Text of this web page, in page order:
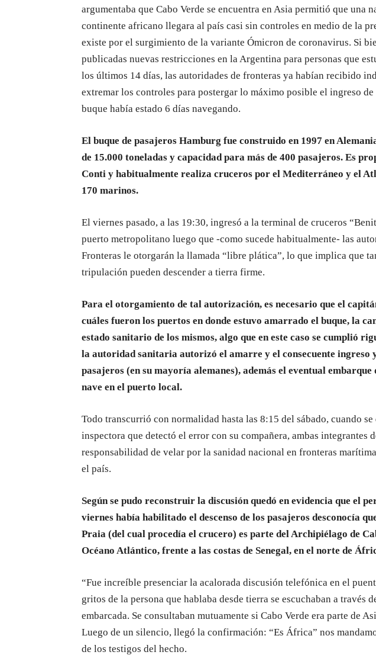
argumentaba que Cabo Verde se encuentra en Asia permitió que una
continente africano llegara al país casi sin controles en medio de la
existe por el surgimiento de la variante Ómicron de coronavirus. Si
publicadas nuevas restricciones en la Argentina para personas que
los últimos 14 días, las autoridades de fronteras ya habían recibido
extremar los controles para postergar lo máximo posible el ingreso de
buque había estado 6 días navegando.
El buque de pasajeros Hamburg fue construido en 1997 en
de 15.000 toneladas y capacidad para más de 400 pasajeros. Es
Conti y habitualmente realiza cruceros por el Mediterráneo y el
170 marinos.
El viernes pasado, a las 19:30, ingresó a la terminal de cruceros
puerto metropolitano luego que -como sucede habitualmente- las
Fronteras le otorgarán la llamada “libre plática”, lo que implica que
tripulación pueden descender a tierra firme.
Para el otorgamiento de tal autorización, es necesario que el
cuáles fueron los puertos en donde estuvo amarrado el buque, la
estado sanitario de los mismos, algo que en este caso se cumplió
la autoridad sanitaria autorizó el amarre y el consecuente ingreso
pasajeros (en su mayoría alemanes), además el eventual
nave en el puerto local.
Todo transcurrió con normalidad hasta las 8:15 del sábado, cuando
inspectora que detectó el error con su compañera, ambas integrantes
responsabilidad de velar por la sanidad nacional en fronteras
el país.
Según se pudo reconstruir la discusión quedó en evidencia que el
viernes había habilitado el descenso de los pasajeros desconocía
Praia (del cual procedía el crucero) es parte del Archipiélago de
Océano Atlántico, frente a las costas de Senegal, en el norte de
“Fue increíble presenciar la acalorada discusión telefónica en el
gritos de la persona que hablaba desde tierra se escuchaban a través
embarcada. Se consultaban mutuamente si Cabo Verde era parte de
Luego de un silencio, llegó la confirmación: “Es África” nos
de los testigos del hecho.